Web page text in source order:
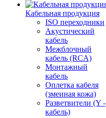
Кабельная продукция
ISO переходники
Акустический
кабель
Межблочный
кабель (RCA)
Монтажный
кабель
Оплетка кабеля
(змеиная кожа)
Разветвители (Y -
кабель)